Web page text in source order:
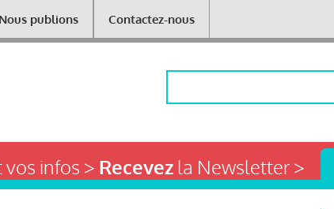
Nous publions Contactez-nous
infos > Recevezla Newsletter >